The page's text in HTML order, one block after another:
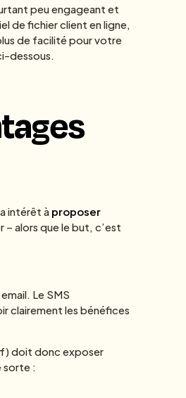
peu engageant et
de fichier client en ligne,
de facilité pour votre
dessous.
intérêt à proposer
– alors que le but, c’est
Le SMS
clairement les bénéfices
doit donc exposer
sorte :